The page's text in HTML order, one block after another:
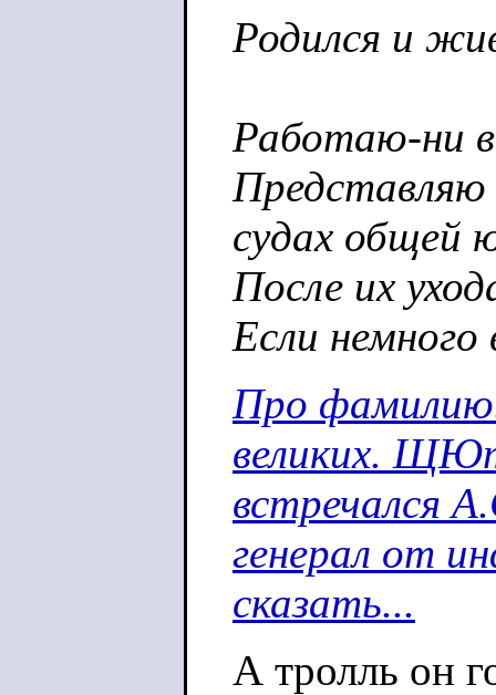
Родился и
Работаю-ни
Представляю
судах общей
После их
Если
Про
великих.
встречался
генерал от
сказать...
А тролль он